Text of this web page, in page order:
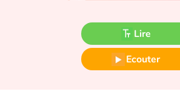
Fable, mythe, littérature et poésie
Princesses et princes, rois, reines et
Lire
Ecouter